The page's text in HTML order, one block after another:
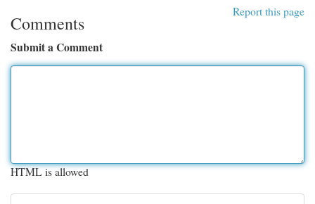
Report this page
Comments
Submit a Comment
HTML is allowed